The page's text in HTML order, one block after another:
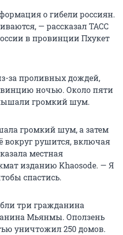
о гибели россиян.
— рассказал ТАСС
в провинции Пхукет
за проливных дождей,
ночью. Около пяти
громкий шум.
громкий шум, а затем
вокруг рушится, включая
местная
изданию Khaosode. — Я
спастись.
три гражданина
Мьянмы. Оползень
уничтожил 250 домов.